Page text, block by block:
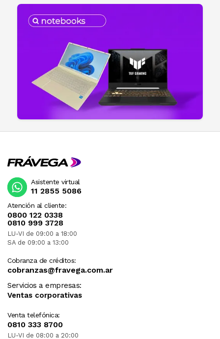
Atención al cliente:
0800 122 0338
0810 999 3728
LU-VI de 09:00 a 18:00
SA de 09:00 a 13:00
Cobranza de créditos:
cobranzas@fravega.com.ar
Servicios a empresas:
Ventas corporativas
Venta telefónica:
0810 333 8700
LU-VI de 08:00 a 20:00
Asistente virtual
11 2855 5086